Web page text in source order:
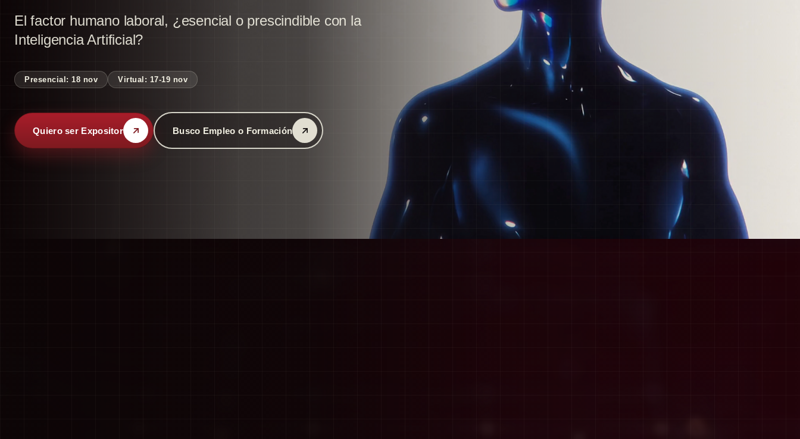
El factor humano laboral, ¿esencial o prescindible con la
Inteligencia Artificial?
Presencial: 18 nov Virtual: 17-19 nov
Quiero ser Expositor Busco Empleo o Formación